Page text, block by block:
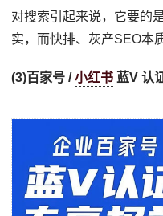
对搜索引起来说，它要的
实，而快排、灰产SEO本
(3)百家号 /小红书 蓝V 认